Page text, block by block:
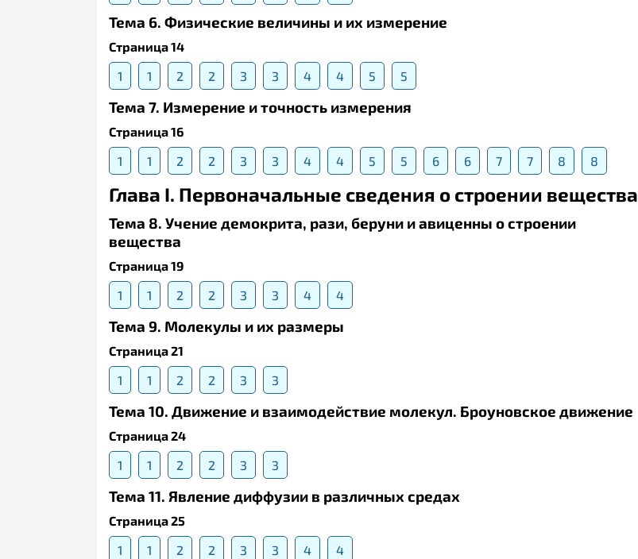
Тема 6. Физические величины и их измерение
Страница 14
1
1 2 2 3 3 4 4 5 5
Тема 7. Измерение и точность измерения
Страница 16
1
1 2 2 3 3 4 4 5 5 6 6 7 7 8 8
Глава I. Первоначальные сведения о строении вещества
Тема 8. Учение демокрита, рази, беруни и авиценны о строении
вещества
Страница 19
1
1 2 2 3 3 4 4
Тема 9. Молекулы и их размеры
Страница 21
1
1 2 2 3 3
Тема 10. Движение и взаимодействие молекул. Броуновское движение
Страница 24
1
1 2 2 3 3
Тема 11. Явление диффузии в различных средах
Страница 25
1
1 2 2 3 3 4 4